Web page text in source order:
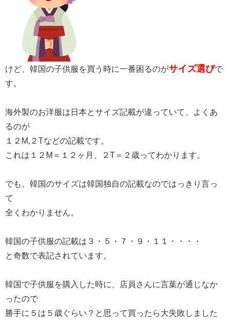
けど、韓国の子供服を買う時に一番困るのがサイズ選びで
す。
海外製のお洋服は日本とサイズ記載が違っていて、よくあ
るのが
１２M,２Tなどの記載です。
これは１２M＝１２ヶ月、２T＝２歳ってわかります。
でも、韓国のサイズは韓国独自の記載なのではっきり言っ
て
全くわかりません。
韓国の子供服の記載は３・５・７・９・１１・・・・
と奇数で表記されています。
韓国で子供服を購入した時に、店員さんに言葉が通じなか
ったので
勝手に５は５歳ぐらい？と思って買ったら大失敗しました